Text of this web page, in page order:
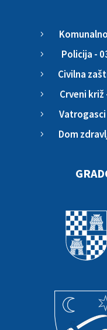
5
5 Policija -
5 Civilna
5 Crveni
5
5 Dom